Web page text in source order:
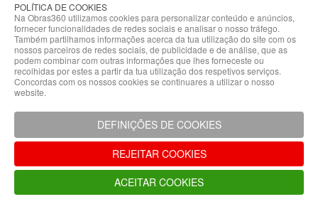
Condicionado
Acessórios
Climatização
Acessórios
Climatização
Hidráulicas
Controladores
Fixações e
Acessórios
Isolamento
para
Tubagem
POLÍTICA DE COOKIES
Na Obras360 utilizamos cookies para personalizar conteúdo e anúncios,
fornecer funcionalidades de redes sociais e analisar o nosso tráfego.
Também partilhamos informações acerca da tua utilização do site com os
nossos parceiros de redes sociais, de publicidade e de análise, que as
podem combinar com outras informações que lhes forneceste ou
recolhidas por estes a partir da tua utilização dos respetivos serviços.
Concordas com os nossos cookies se continuares a utilizar o nosso
website.
DEFINIÇÕES DE COOKIES
REJEITAR COOKIES
ACEITAR COOKIES